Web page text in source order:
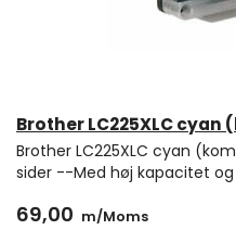
Brother LC225XLC
Brother LC225XLC cyan
sider --Med høj kapacitet
69,00 m/Moms